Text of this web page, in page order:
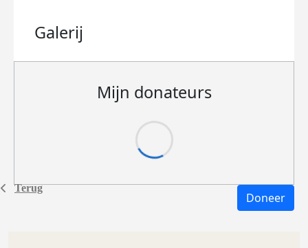
Terug
Galerij
Mijn donateurs
Doneer